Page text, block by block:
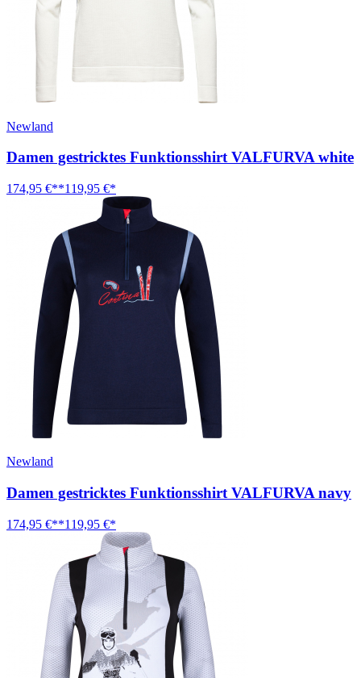
Newland
Damen gestricktes Funktionsshirt VALFURVA white
174,95 €**119,95 €*
Newland
Damen gestricktes Funktionsshirt VALFURVA navy
174,95 €**119,95 €*